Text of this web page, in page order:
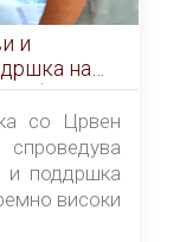
и
на
бран
со Црвен
и поддршка
високи